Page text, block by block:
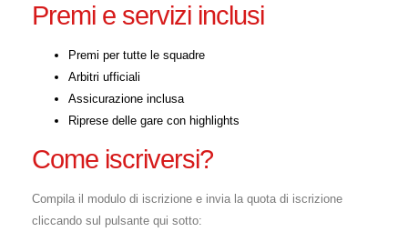
Premi e servizi inclusi
Premi per tutte le squadre
Arbitri ufficiali
Assicurazione inclusa
Riprese delle gare con highlights
Come iscriversi?
Compila il modulo di iscrizione e invia la quota di iscrizione
cliccando sul pulsante qui sotto: